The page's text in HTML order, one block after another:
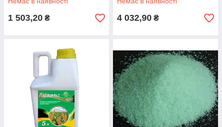
1 503,20 ₴ 4 032,90 ₴